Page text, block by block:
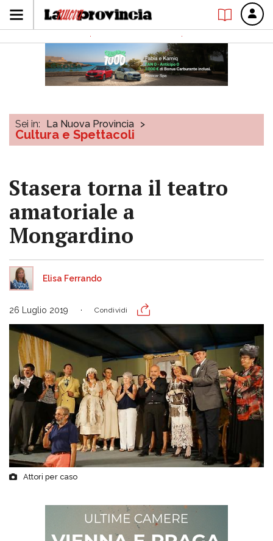
Sei in: La Nuova Provincia >
Cultura e Spettacoli
Stasera torna il teatro
amatoriale a
Mongardino
Elisa Ferrando
26 Luglio 2019 Condividi
Attori per caso